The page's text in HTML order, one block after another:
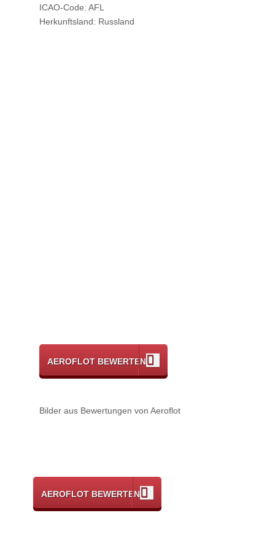
ICAO-Code: AFL
Herkunftsland: Russland
AEROFLOT BEWERTEN
Bilder aus Bewertungen von Aeroflot
AEROFLOT BEWERTEN